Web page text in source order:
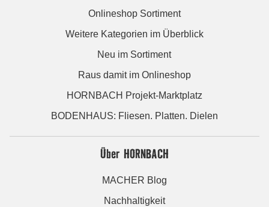
Onlineshop Sortiment
Weitere Kategorien im Überblick
Neu im Sortiment
Raus damit im Onlineshop
HORNBACH Projekt-Marktplatz
BODENHAUS: Fliesen. Platten. Dielen
Über HORNBACH
MACHER Blog
Nachhaltigkeit